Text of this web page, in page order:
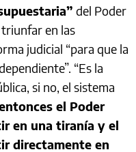
del Poder
triunfar en las
judicial “para que la
“Es la
si no, el sistema
el Poder
en una tiranía y el
directamente en